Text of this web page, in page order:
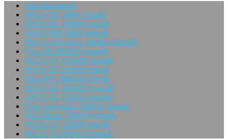
Akciók8 termék
POCO BE 50001 termék
POCO BL 100003 termék
POCO BM 70001 termék
POCO DOUBLE 2600015 termék
Poco FR 8000015 termék
POCO PT 1200016 termék
POCO PT 180009 termék
Poco PW 3800010 termék
POCO SC 3000015 termék
POCO SL 1500011 termék
Poco Snowman 7000015 termék
Poco Stone 7500010 termék
POCO SV 250009 termék
POCO TP 2000015 termék